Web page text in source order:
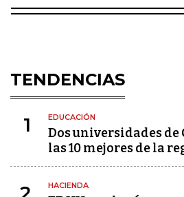
TENDENCIAS
1 EDUCACIÓN
Dos universidades
las 10 mejores de la
HACIENDA